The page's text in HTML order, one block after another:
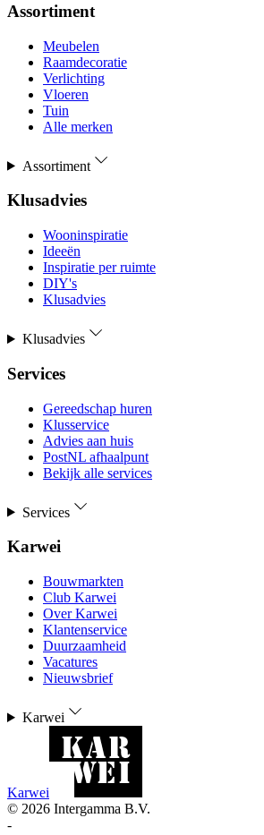
Assortiment
Meubelen
Raamdecoratie
Verlichting
Vloeren
Tuin
Alle merken
Assortiment
Klusadvies
Wooninspiratie
Ideeën
Inspiratie per ruimte
DIY's
Klusadvies
Klusadvies
Services
Gereedschap huren
Klusservice
Advies aan huis
PostNL afhaalpunt
Bekijk alle services
Services
Karwei
Bouwmarkten
Club Karwei
Over Karwei
Klantenservice
Duurzaamheid
Vacatures
Nieuwsbrief
Karwei
Karwei
© 2026 Intergamma B.V.
-